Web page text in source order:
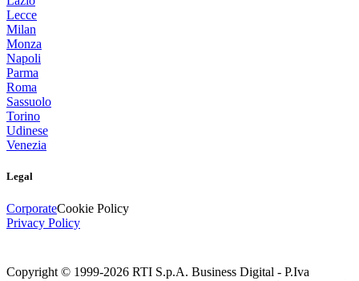
Lecce
Milan
Monza
Napoli
Parma
Roma
Sassuolo
Torino
Udinese
Venezia
Legal
CorporateCookie Policy
Privacy Policy
Copyright © 1999-2026 RTI S.p.A. Business Digital - P.Iva